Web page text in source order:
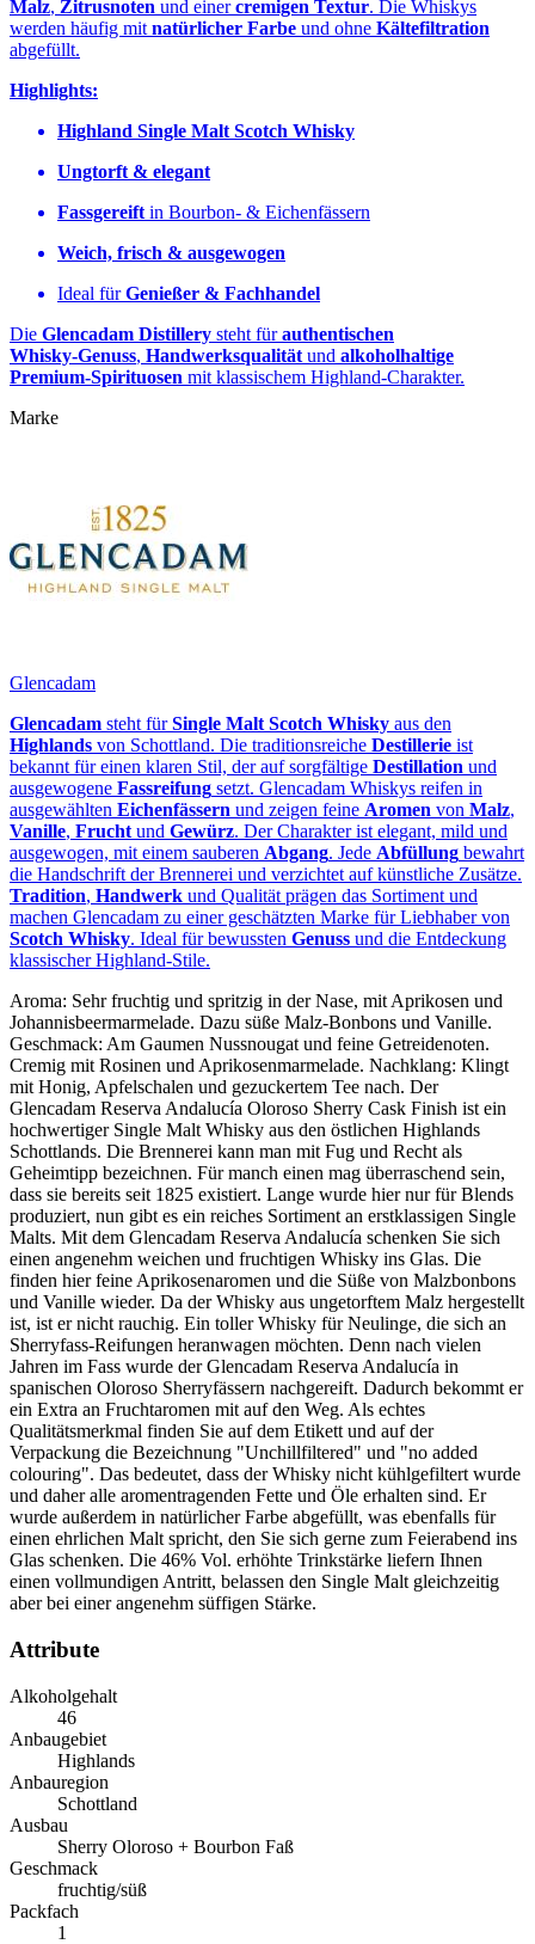
Malz, Zitrusnoten und einercremigen Textur. Die Whiskys
werden häufig mit natürlicher Farbe und ohne Kältefiltration
abgefüllt.
Highlights:
Highland Single Malt Scotch Whisky
Ungtorft & elegant
Fassgereift in Bourbon- & Eichenfässern
Weich, frisch & ausgewogen
Ideal fürGenießer & Fachhandel
Die Glencadam Distillery steht fürauthentischen
Whisky‑Genuss, Handwerksqualität und alkoholhaltige
Premium‑Spirituosen mit klassischem Highland‑Charakter.
Marke
Glencadam
Glencadam steht fürSingle Malt Scotch Whisky aus den
Highlands von Schottland. Die traditionsreiche Destillerie ist
bekannt für einen klaren Stil, der auf sorgfältige Destillation und
ausgewogene Fassreifung setzt. Glencadam Whiskys reifen in
ausgewählten Eichenfässern und zeigen feine Aromen von Malz,
Vanille, Frucht und Gewürz. Der Charakter ist elegant, mild und
ausgewogen, mit einem sauberen Abgang. Jede Abfüllung bewahrt
die Handschrift der Brennerei und verzichtet auf künstliche Zusätze.
Tradition, Handwerk und Qualität prägen das Sortiment und
machen Glencadam zu einer geschätzten Marke für Liebhaber von
Scotch Whisky. Ideal für bewussten Genuss und die Entdeckung
klassischer Highland-Stile.
Aroma: Sehr fruchtig und spritzig in der Nase, mit Aprikosen und
Johannisbeermarmelade. Dazu süße Malz-Bonbons und Vanille.
Geschmack: Am Gaumen Nussnougat und feine Getreidenoten.
Cremig mit Rosinen und Aprikosenmarmelade. Nachklang: Klingt
mit Honig, Apfelschalen und gezuckertem Tee nach. Der
Glencadam Reserva Andalucía Oloroso Sherry Cask Finish ist ein
hochwertiger Single Malt Whisky aus den östlichen Highlands
Schottlands. Die Brennerei kann man mit Fug und Recht als
Geheimtipp bezeichnen. Für manch einen mag überraschend sein,
dass sie bereits seit 1825 existiert. Lange wurde hier nur für Blends
produziert, nun gibt es ein reiches Sortiment an erstklassigen Single
Malts. Mit dem Glencadam Reserva Andalucía schenken Sie sich
einen angenehm weichen und fruchtigen Whisky ins Glas. Die
finden hier feine Aprikosenaromen und die Süße von Malzbonbons
und Vanille wieder. Da der Whisky aus ungetorftem Malz hergestellt
ist, ist er nicht rauchig. Ein toller Whisky für Neulinge, die sich an
Sherryfass-Reifungen heranwagen möchten. Denn nach vielen
Jahren im Fass wurde der Glencadam Reserva Andalucía in
spanischen Oloroso Sherryfässern nachgereift. Dadurch bekommt er
ein Extra an Fruchtaromen mit auf den Weg. Als echtes
Qualitätsmerkmal finden Sie auf dem Etikett und auf der
Verpackung die Bezeichnung "Unchillfiltered" und "no added
colouring". Das bedeutet, dass der Whisky nicht kühlgefiltert wurde
und daher alle aromentragenden Fette und Öle erhalten sind. Er
wurde außerdem in natürlicher Farbe abgefüllt, was ebenfalls für
einen ehrlichen Malt spricht, den Sie sich gerne zum Feierabend ins
Glas schenken. Die 46% Vol. erhöhte Trinkstärke liefern Ihnen
einen vollmundigen Antritt, belassen den Single Malt gleichzeitig
aber bei einer angenehm süffigen Stärke.
Attribute
Alkoholgehalt
46
Anbaugebiet
Highlands
Anbauregion
Schottland
Ausbau
Sherry Oloroso + Bourbon Faß
Geschmack
fruchtig/süß
Packfach
1